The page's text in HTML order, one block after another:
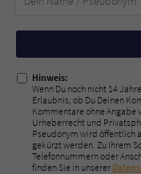
Nicht
ausfüllen!
Hinweis:
Wenn Du noch nicht 14
Erlaubnis, ob Du Deinen
Kommentare ohne Angabe
Urheberrecht und
Pseudonym wird öffentlich
gekürzt werden. Zu Ihrem
Telefonnummern oder
finden Sie in unserer